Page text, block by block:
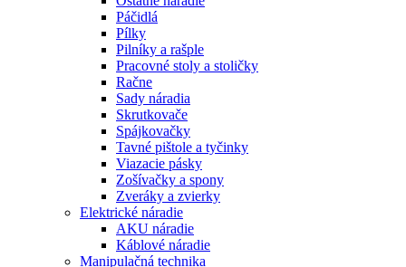
Páčidlá
Pílky
Pilníky a rašple
Pracovné stoly a stoličky
Račne
Sady náradia
Skrutkovače
Spájkovačky
Tavné pištole a tyčinky
Viazacie pásky
Zošívačky a spony
Zveráky a zvierky
Elektrické náradie
AKU náradie
Káblové náradie
Manipulačná technika